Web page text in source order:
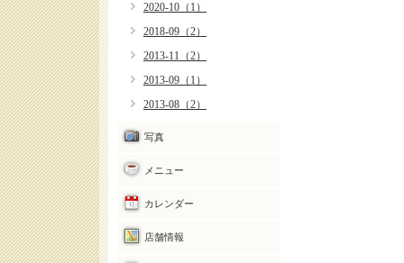
2020-10（1）
2018-09（2）
2013-11（2）
2013-09（1）
2013-08（2）
写真
メニュー
カレンダー
店舗情報